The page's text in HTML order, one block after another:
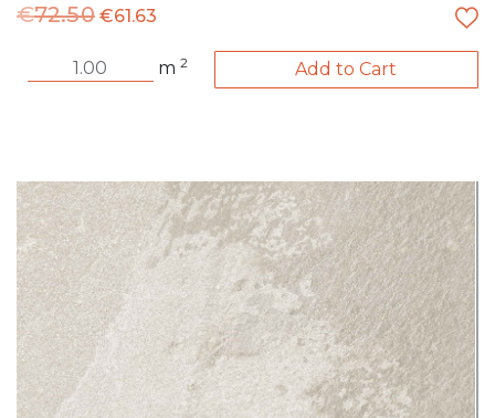
€72.50 €61.63
m2 Add to Cart